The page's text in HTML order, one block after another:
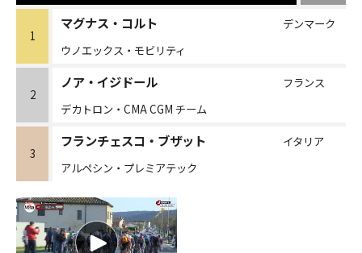
1
マグナス・コルト
デンマーク
ウノエックス・モビリティ
2
ノア・イジドール
フランス
デカトロン・CMA CGM チーム
3
フランチェスコ・ブザット
イタリア
アルペシン・プレミアテック